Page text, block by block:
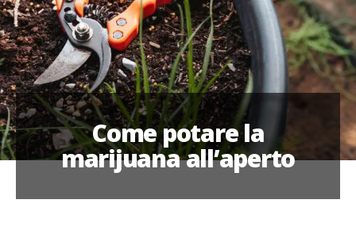
Come potare la
marijuana all’aperto